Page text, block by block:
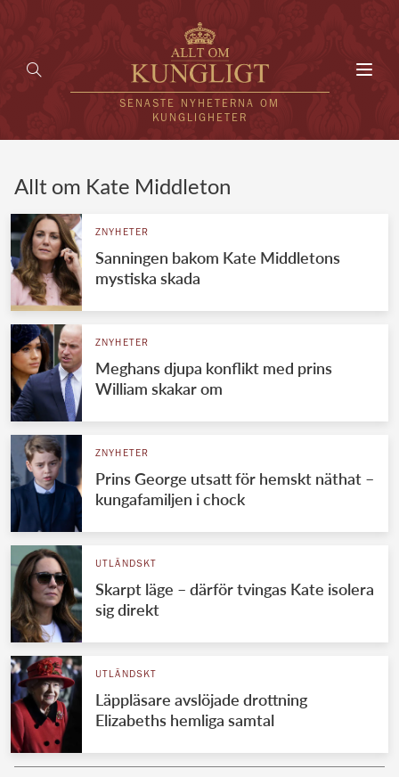
SENASTE NYHETERNA OM
KUNGLIGHETER
UTLÄNDSKT
VÄRLDENS KUNGAHUS
Svenska kungahuset
Brittiska kungahuset
Danska kungahuset
Spanska kungahuset
Jordanska kungahuset
Luxemburgska storhertighuset
Japanska kejsarhuset
Thailändska kungahuset
Marockanska kungahuset
REDAKTION
Allt om Kate Middleton
ZNYHETER
Sanningen bakom Kate Middletons
mystiska skada
ZNYHETER
Meghans djupa konflikt med prins
William skakar om
ZNYHETER
Prins George utsatt för hemskt näthat –
kungafamiljen i chock
UTLÄNDSKT
Skarpt läge – därför tvingas Kate isolera
sig direkt
UTLÄNDSKT
Läppläsare avslöjade drottning
Elizabeths hemliga samtal